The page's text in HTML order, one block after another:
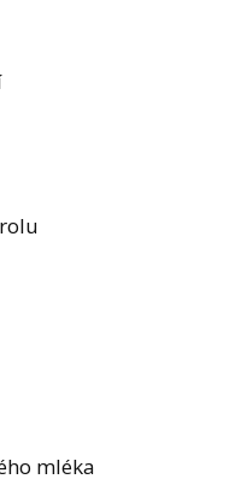
mléka